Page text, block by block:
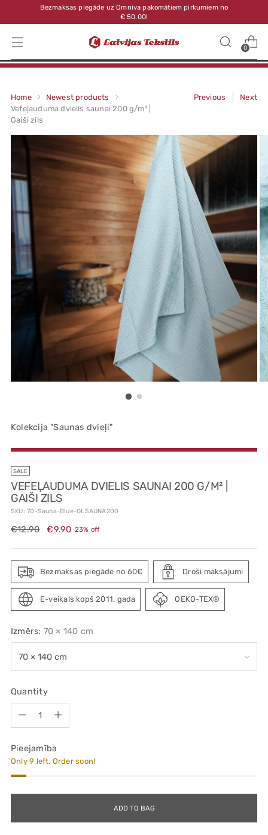
Bezmaksas piegāde uz Omniva pakomātiem pirkumiem no
€ 50.00!
0
Home
Newest products
Vefeļauduma dvielis saunai 200 g/m² |
Gaiši zils
Previous Next
Kolekcija "Saunas dvieļi"
SALE
VEFEĻAUDUMA DVIELIS SAUNAI 200 G/M² |
GAIŠI ZILS
SKU: 70-Sauna-Blue-OLSAUNA200
Regular
€12.90 €9.90 23% off
Bezmaksas piegāde no 60€ Droši maksājumi
E-veikals kopš 2011. gada OEKO-TEX®
Izmērs: 70 × 140 cm
Quantity
Pieejamība
Only 9 left. Order soon!
ADD TO BAG